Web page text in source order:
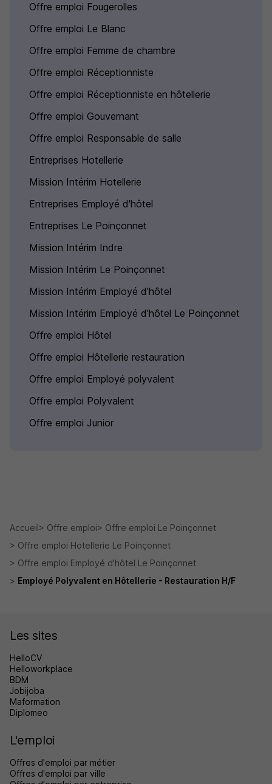
Offre emploi Fougerolles
Offre emploi Le Blanc
Offre emploi Femme de chambre
Offre emploi Réceptionniste
Offre emploi Réceptionniste en hôtellerie
Offre emploi Gouvernant
Offre emploi Responsable de salle
Entreprises Hotellerie
Mission Intérim Hotellerie
Entreprises Employé d'hôtel
Entreprises Le Poinçonnet
Mission Intérim Indre
Mission Intérim Le Poinçonnet
Mission Intérim Employé d'hôtel
Mission Intérim Employé d'hôtel Le Poinçonnet
Offre emploi Hôtel
Offre emploi Hôtellerie restauration
Offre emploi Employé polyvalent
Offre emploi Polyvalent
Offre emploi Junior
Accueil Offre emploi
Offre emploi Le Poinçonnet
Offre emploi Hotellerie Le Poinçonnet
Offre emploi Employé d'hôtel Le Poinçonnet
Employé Polyvalent en Hôtellerie - Restauration H/F
Les sites
HelloCV
Helloworkplace
BDM
Jobijoba
Maformation
Diplomeo
L'emploi
Offres d'emploi par métier
Offres d'emploi par ville